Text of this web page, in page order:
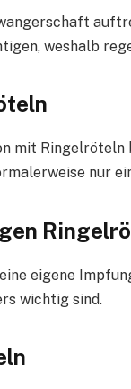
weshalb
mit
nur
eigene
wichtig sind.